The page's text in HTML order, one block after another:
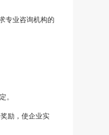
专业咨询机构的
。
励，使企业实